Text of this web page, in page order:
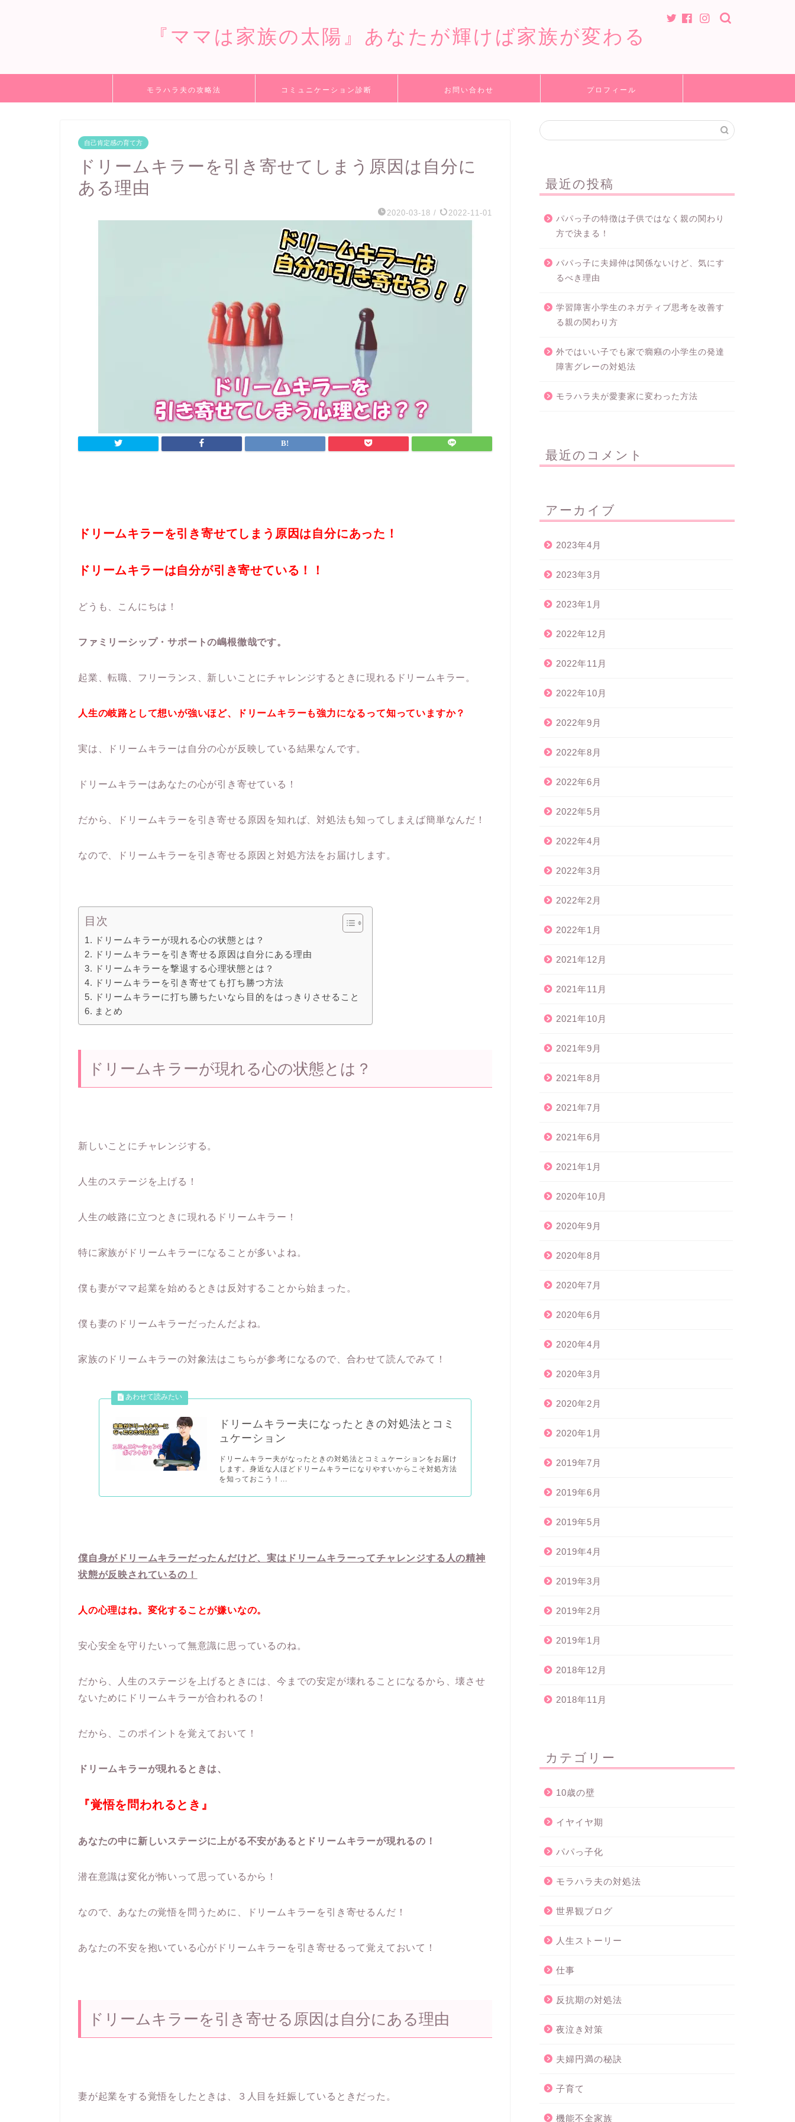
『ママは家族の太陽』あなたが輝けば家族が変わる
モラハラ夫の攻略法 コミュニケーション診断 お問い合わせ プロフィール
自己肯定感の育て方
ドリームキラーを引き寄せてしまう原因は自分に
ある理由
2020-03-18 / 2022-11-01
ドリームキラーを引き寄せてしまう原因は自分にあった！
ドリームキラーは自分が引き寄せている！！
どうも、こんにちは！
ファミリーシップ・サポートの嶋根徹哉です。
起業、転職、フリーランス、新しいことにチャレンジするときに現れるドリームキラー。
人生の岐路として想いが強いほど、ドリームキラーも強力になるって知っていますか？
実は、ドリームキラーは自分の心が反映している結果なんです。
ドリームキラーはあなたの心が引き寄せている！
だから、ドリームキラーを引き寄せる原因を知れば、対処法も知ってしまえば簡単なんだ！
なので、ドリームキラーを引き寄せる原因と対処方法をお届けします。
目次
ドリームキラーが現れる心の状態とは？
ドリームキラーを引き寄せる原因は自分にある理由
ドリームキラーを撃退する心理状態とは？
ドリームキラーを引き寄せても打ち勝つ方法
ドリームキラーに打ち勝ちたいなら目的をはっきりさせること
まとめ
ドリームキラーが現れる心の状態とは？
新しいことにチャレンジする。
人生のステージを上げる！
人生の岐路に立つときに現れるドリームキラー！
特に家族がドリームキラーになることが多いよね。
僕も妻がママ起業を始めるときは反対することから始まった。
僕も妻のドリームキラーだったんだよね。
家族のドリームキラーの対象法はこちらが参考になるので、合わせて読んでみて！
ドリームキラー夫になったときの対処法とコミ
ュケーション
ドリームキラー夫がなったときの対処法とコミュケーションをお届け
します。身近な人ほどドリームキラーになりやすいからこそ対処方法
を知っておこう！...
僕自身がドリームキラーだったんだけど、実はドリームキラーってチャレンジする人の精神
状態が反映されているの！
人の心理はね。変化することが嫌いなの。
安心安全を守りたいって無意識に思っているのね。
だから、人生のステージを上げるときには、今までの安定が壊れることになるから、壊させ
ないためにドリームキラーが合われるの！
だから、このポイントを覚えておいて！
ドリームキラーが現れるときは、
『覚悟を問われるとき』
あなたの中に新しいステージに上がる不安があるとドリームキラーが現れるの！
潜在意識は変化が怖いって思っているから！
なので、あなたの覚悟を問うために、ドリームキラーを引き寄せるんだ！
あなたの不安を抱いている心がドリームキラーを引き寄せるって覚えておいて！
ドリームキラーを引き寄せる原因は自分にある理由
妻が起業をする覚悟をしたときは、３人目を妊娠しているときだった。
最近の投稿
パパっ子の特徴は子供ではなく親の関わり
方で決まる！
パパっ子に夫婦仲は関係ないけど、気にす
るべき理由
学習障害小学生のネガティブ思考を改善す
る親の関わり方
外ではいい子でも家で癇癪の小学生の発達
障害グレーの対処法
モラハラ夫が愛妻家に変わった方法
最近のコメント
アーカイブ
2023年4月
2023年3月
2023年1月
2022年12月
2022年11月
2022年10月
2022年9月
2022年8月
2022年6月
2022年5月
2022年4月
2022年3月
2022年2月
2022年1月
2021年12月
2021年11月
2021年10月
2021年9月
2021年8月
2021年7月
2021年6月
2021年1月
2020年10月
2020年9月
2020年8月
2020年7月
2020年6月
2020年4月
2020年3月
2020年2月
2020年1月
2019年7月
2019年6月
2019年5月
2019年4月
2019年3月
2019年2月
2019年1月
2018年12月
2018年11月
カテゴリー
10歳の壁
イヤイヤ期
パパっ子化
モラハラ夫の対処法
世界観ブログ
人生ストーリー
仕事
反抗期の対処法
夜泣き対策
夫婦円満の秘訣
子育て
機能不全家族